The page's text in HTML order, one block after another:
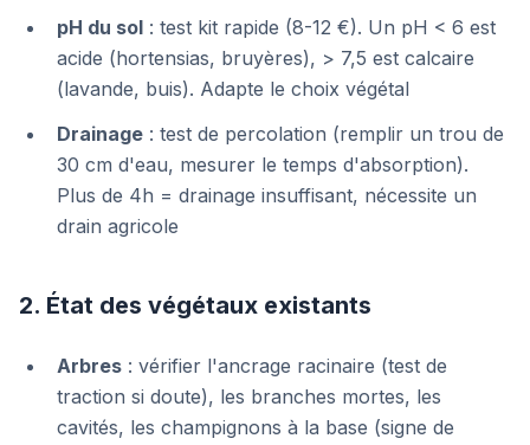
pH du sol : test kit rapide (8-12 €). Un pH < 6 est
acide (hortensias, bruyères), > 7,5 est calcaire
(lavande, buis). Adapte le choix végétal
Drainage : test de percolation (remplir un trou de
30 cm d'eau, mesurer le temps d'absorption).
Plus de 4h = drainage insuffisant, nécessite un
drain agricole
2. État des végétaux existants
Arbres : vérifier l'ancrage racinaire (test de
traction si doute), les branches mortes, les
cavités, les champignons à la base (signe de